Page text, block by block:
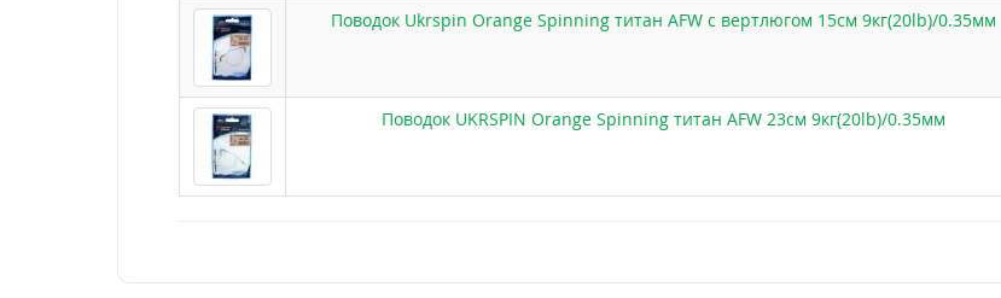
Поводок Ukrspin Orange Spinning титан AFW с вертлюгом 15см 9кг(20lb)/0.35мм
Поводок UKRSPIN Orange Spinning титан AFW 23см 9кг(20lb)/0.35мм